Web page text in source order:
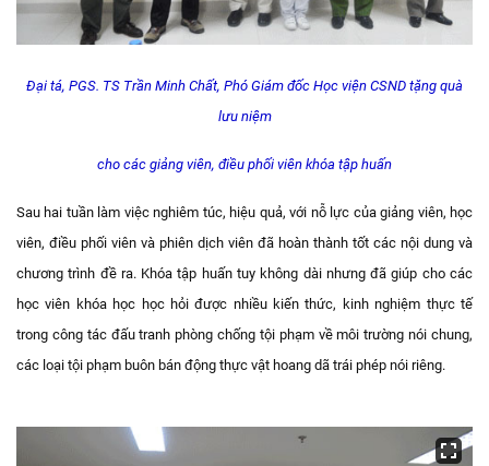
Đại tá, PGS. TS Trần Minh Chất, Phó Giám đốc Học viện CSND tặng quà
lưu niệm
cho các giảng viên, điều phối viên khóa tập huấn
Sau hai tuần làm việc nghiêm túc, hiệu quả, với nỗ lực của giảng viên, học
viên, điều phối viên và phiên dịch viên đã hoàn thành tốt các nội dung và
chương trình đề ra. Khóa tập huấn tuy không dài nhưng đã giúp cho các
học viên khóa học học hỏi được nhiều kiến thức, kinh nghiệm thực tế
trong công tác đấu tranh phòng chống tội phạm về môi trường nói chung,
các loại tội phạm buôn bán động thực vật hoang dã trái phép nói riêng.